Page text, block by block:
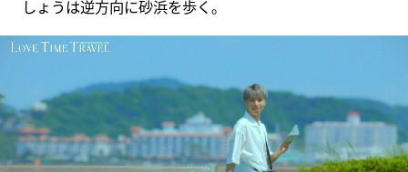
しょうは逆方向に砂浜を歩く。